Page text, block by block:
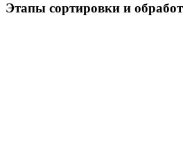
Этапы сортировки и